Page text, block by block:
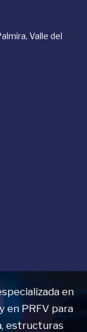
Valle del
en
en PRFV para
estructuras